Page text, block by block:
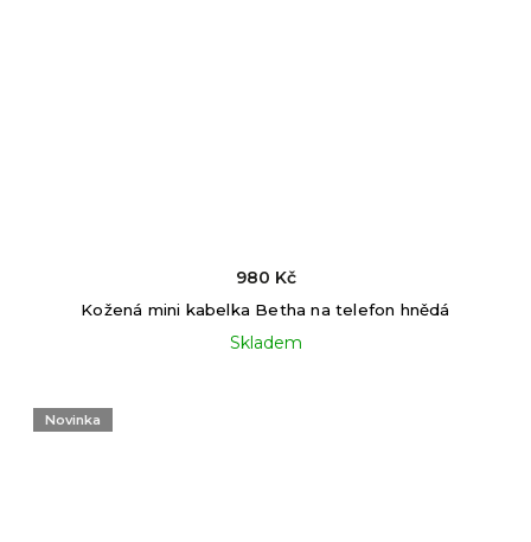
Kožená mini kabelka Betha na telefon hnědá
Skladem
980 Kč
Novinka